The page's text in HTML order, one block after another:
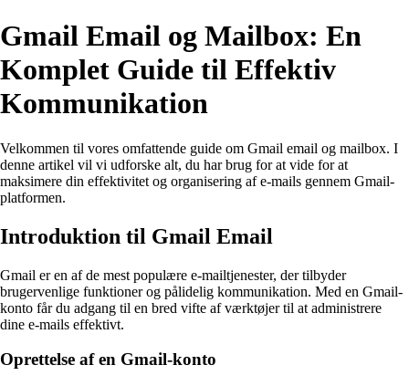
Gmail Email og Mailbox: En
Komplet Guide til Effektiv
Kommunikation
Velkommen til vores omfattende guide om Gmail email og mailbox. I
denne artikel vil vi udforske alt, du har brug for at vide for at
maksimere din effektivitet og organisering af e-mails gennem Gmail-
platformen.
Introduktion til Gmail Email
Gmail er en af de mest populære e-mailtjenester, der tilbyder
brugervenlige funktioner og pålidelig kommunikation. Med en Gmail-
konto får du adgang til en bred vifte af værktøjer til at administrere
dine e-mails effektivt.
Oprettelse af en Gmail-konto